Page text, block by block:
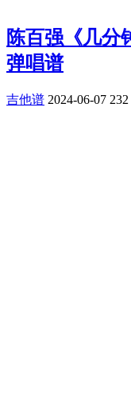
陈百强《几分
弹唱谱
吉他谱 2024-06-07 232